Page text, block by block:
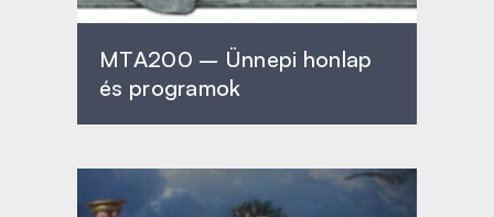
MTA200 – Ünnepi honlap
és programok